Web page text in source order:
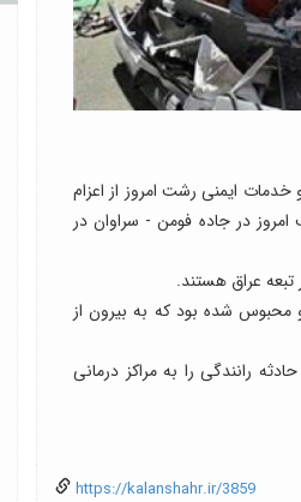
ایمنی رشت امروز از اعزام
مصدومان تصادف امروز در جاده فومن - سراوان در
عراق است در داخل خودرو محبوس شده بود که به بیرون از
نشانی و خدمات ایمنی رشت گفت: امدادگران اورژانس هر ۴ مصدوم حادثه رانندگی را به مراکز درمانی
https://kalanshahr.ir/3859